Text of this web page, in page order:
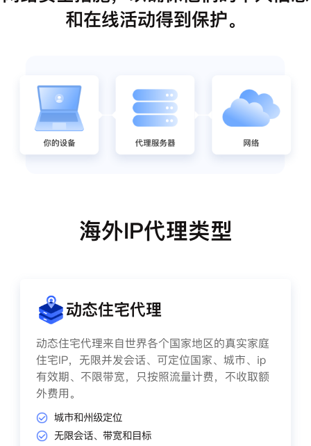
和在线活动得到保护。
海外IP代理类型
动态住宅代理
动态住宅代理来自世界各个国家地区的真实家庭
住宅IP，无限并发会话、可定位国家、城市、ip
有效期、不限带宽，只按照流量计费，不收取额
外费用。
城市和州级定位
无限会话、带宽和目标